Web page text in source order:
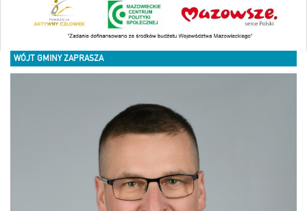
WÓJT GMINY ZAPRASZA